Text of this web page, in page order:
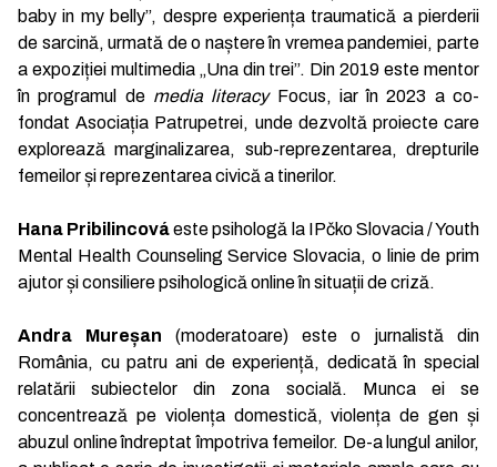
baby in my belly”, despre experiența traumatică a pierderii
de sarcină, urmată de o naștere în vremea pandemiei, parte
a expoziției multimedia „Una din trei”. Din 2019 este mentor
în programul de media literacyFocus, iar în 2023 a co-
fondat Asociația Patrupetrei, unde dezvoltă proiecte care
explorează marginalizarea, sub-reprezentarea, drepturile
femeilor și reprezentarea civică a tinerilor.
Hana Pribilincováeste psihologă la IPčko Slovacia / Youth
Mental Health Counseling Service Slovacia, o linie de prim
ajutor și consiliere psihologică online în situații de criză.
Andra Mureșan (moderatoare) este o jurnalistă din
România, cu patru ani de experiență, dedicată în special
relatării subiectelor din zona socială. Munca ei se
concentrează pe violența domestică, violența de gen și
abuzul online îndreptat împotriva femeilor. De-a lungul anilor,